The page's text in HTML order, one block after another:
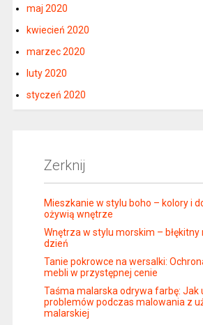
maj 2020
kwiecień 2020
marzec 2020
luty 2020
styczeń 2020
Zerknij
Mieszkanie w stylu boho – kolory i
ożywią wnętrze
Wnętrza w stylu morskim – błękitny
dzień
Tanie pokrowce na wersalki:
mebli w przystępnej cenie
Taśma malarska odrywa farbę: Jak
problemów podczas malowania z
malarskiej